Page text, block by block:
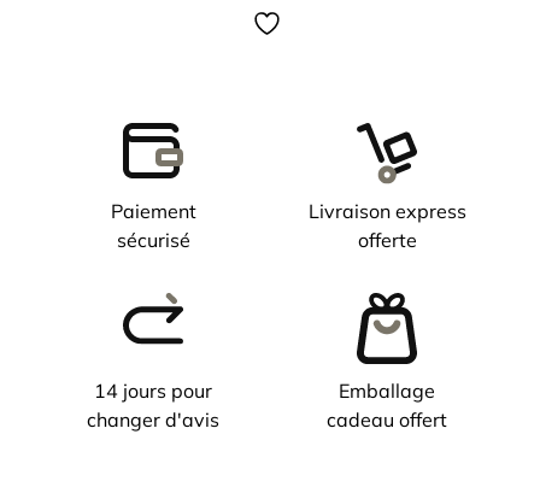
automatique
Paiement
sécurisé
Livraison express
offerte
14 jours pour
changer d'avis
Emballage
cadeau offert